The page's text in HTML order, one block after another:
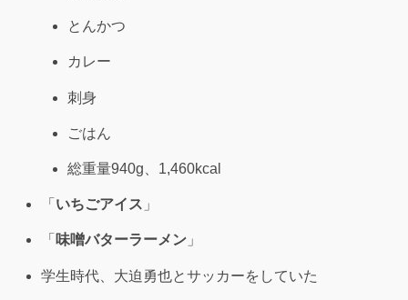
とんかつ
カレー
刺身
ごはん
総重量940g、1,460kcal
「 いちごアイス 」
「 味噌バターラーメン 」
学生時代、大迫勇也とサッカーをしていた